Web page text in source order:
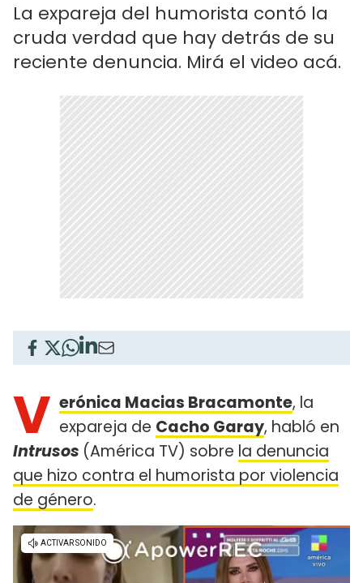
La expareja del humorista contó la
cruda verdad que hay detrás de su
reciente denuncia. Mirá el video acá.
V erónica Macias Bracamonte, la
expareja de Cacho Garay, habló en
Intrusos (América TV) sobre la denuncia
que hizo contra el humorista por violencia
de género.